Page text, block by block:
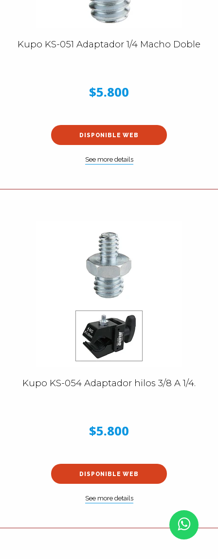
Kupo KS-051 Adaptador 1/4 Macho Doble
$5.800
DISPONIBLE WEB
See more details
Kupo KS-054 Adaptador hilos 3/8 A 1/4.
$5.800
DISPONIBLE WEB
See more details